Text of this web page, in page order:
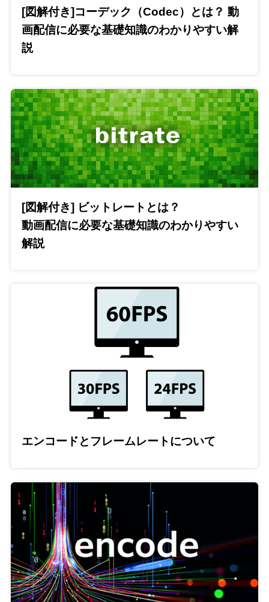
[図解付き]コーデック（Codec）とは？ 動
画配信に必要な基礎知識のわかりやすい解
説
[図解付き] ビットレートとは？
動画配信に必要な基礎知識のわかりやすい
解説
エンコードとフレームレートについて